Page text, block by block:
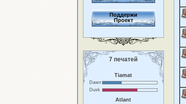
Поддержи
Проект
7 печатей
Tiamat
Dawn
Dusk
Atlant